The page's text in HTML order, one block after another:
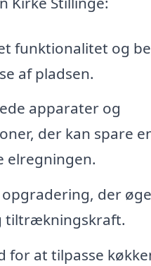
funktionalitet og
af pladsen.
apparater og
der kan spare
elregningen.
der
tiltrækningskraft.
for at tilpasse